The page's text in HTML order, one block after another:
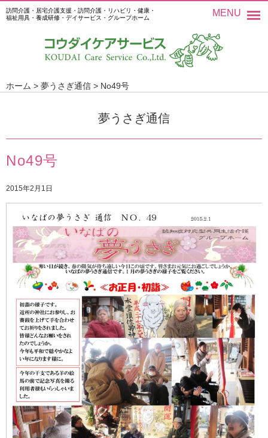
訪問介護・居宅介護支援・訪問介護・リハビリ・健康・
福祉用具・養成研修・デイサービス・グループホーム
MENU
ホーム > 夢うさぎ通信 > No49号
夢うさぎ通信
No49号
2015年2月1日